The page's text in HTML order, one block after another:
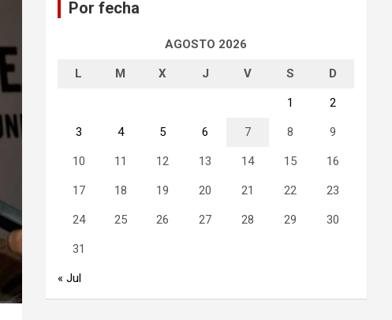
Por fecha
AGOSTO 2026
L M X J V S D
1 2
3 4 5 6 7 8 9
10 11 12 13 14 15 16
17 18 19 20 21 22 23
24 25 26 27 28 29 30
31
« Jul